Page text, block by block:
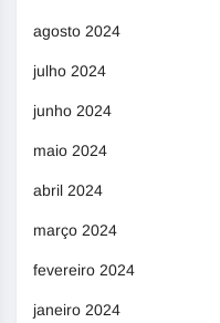
agosto 2024
julho 2024
junho 2024
maio 2024
abril 2024
março 2024
fevereiro 2024
janeiro 2024